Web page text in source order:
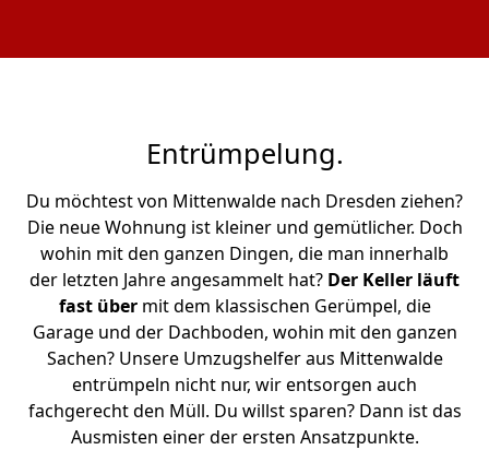
Entrümpelung.
Du möchtest von Mittenwalde nach Dresden ziehen?
Die neue Wohnung ist kleiner und gemütlicher. Doch
wohin mit den ganzen Dingen, die man innerhalb
der letzten Jahre angesammelt hat? Der Keller läuft
fast übermit dem klassischen Gerümpel, die
Garage und der Dachboden, wohin mit den ganzen
Sachen? Unsere Umzugshelfer aus Mittenwalde
entrümpeln nicht nur, wir entsorgen auch
fachgerecht den Müll. Du willst sparen? Dann ist das
Ausmisten einer der ersten Ansatzpunkte.